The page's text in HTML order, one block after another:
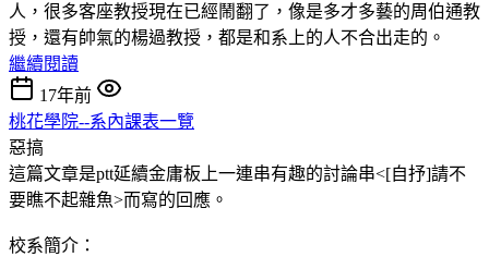
人，很多客座教授現在已經鬧翻了，像是多才多藝的周伯通教
授，還有帥氣的楊過教授，都是和系上的人不合出走的。
繼續閱讀
17年前
桃花學院--系內課表一覽
惡搞
這篇文章是ptt延續金庸板上一連串有趣的討論串<[自抒]請不
要瞧不起雜魚>而寫的回應。
校系簡介：